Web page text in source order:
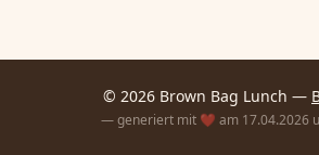
© 2026 Brown Bag Lunch —
— generiert mit ❤️ am 17.04.2026